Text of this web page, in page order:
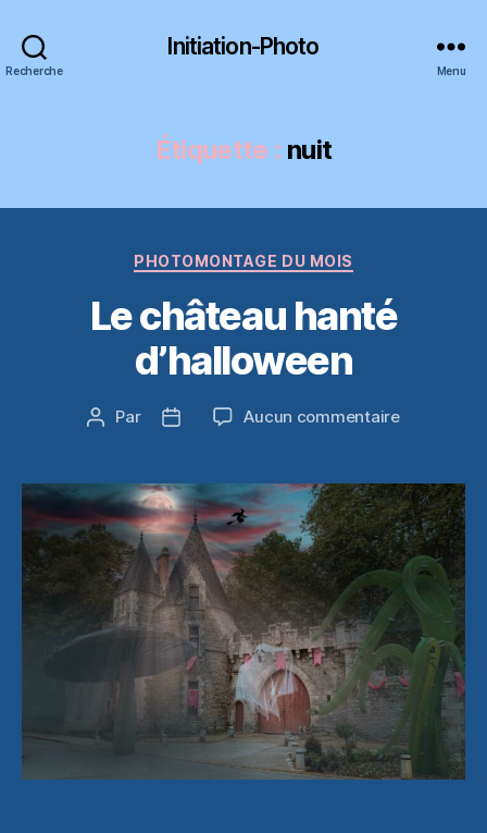
Recherche
Initiation-Photo
Menu
Étiquette : nuit
Catégories
PHOTOMONTAGE DU MOIS
Le château hanté
d’halloween
Auteur
Par
Date
Aucun commentairesur
hanté